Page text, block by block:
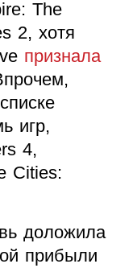
The
2, хотя
признала
игр,
4,
Cities:
доложила
прибыли